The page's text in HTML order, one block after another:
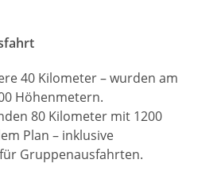
40 Kilometer – wurden am
Höhenmetern.
80 Kilometer mit 1200
Plan – inklusive
Gruppenausfahrten.